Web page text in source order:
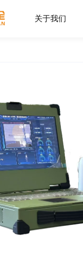
关于我们